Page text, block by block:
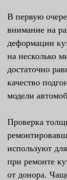
В первую
внимание на
деформации
на несколько
достаточно
качество
модели
Проверка
используют
при ремонте
от донора.